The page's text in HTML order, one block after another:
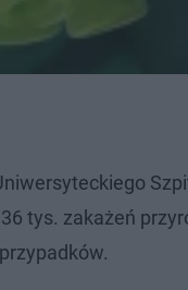
tys. zakażeń